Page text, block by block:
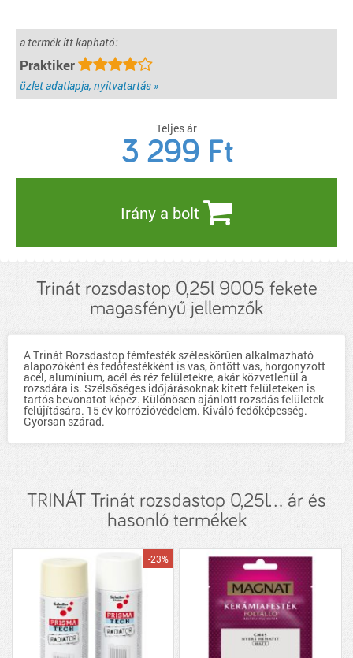
a termék itt kapható:
Praktiker
üzlet adatlapja, nyitvatartás »
Teljes ár
3 299 Ft
Irány a bolt
Trinát rozsdastop 0,25l 9005 fekete
magasfényű jellemzők
A Trinát Rozsdastop fémfesték széleskörűen alkalmazható
alapozóként és fedőfestékként is vas, öntött vas, horgonyzott
acél, alumínium, acél és réz felületekre, akár közvetlenül a
rozsdára is. Szélsőséges időjárásoknak kitett felületeken is
tartós bevonatot képez. Különösen ajánlott rozsdás felületek
felújítására. 15 év korrózióvédelem. Kiváló fedőképesség.
Gyorsan szárad.
TRINÁT Trinát rozsdastop 0,25l... ár és
hasonló termékek
-23%